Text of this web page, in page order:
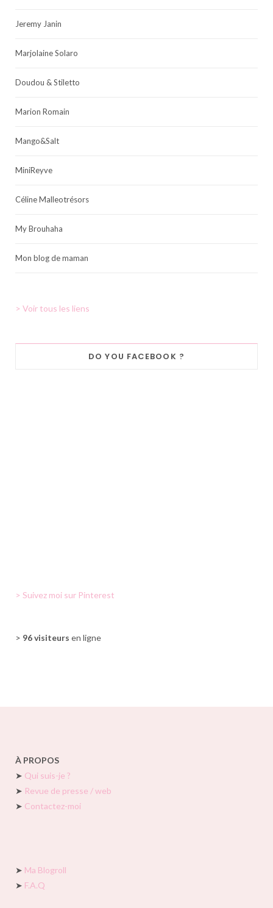
Jeremy Janin
Marjolaine Solaro
Doudou & Stiletto
Marion Romain
Mango&Salt
MiniReyve
Céline Malleotrésors
My Brouhaha
Mon blog de maman
> Voir tous les liens
DO YOU FACEBOOK ?
> Suivez moi sur Pinterest
> 96 visiteurs en ligne
À PROPOS
➤ Qui suis-je ?
➤ Revue de presse / web
➤ Contactez-moi
➤ Ma Blogroll
➤ F.A.Q